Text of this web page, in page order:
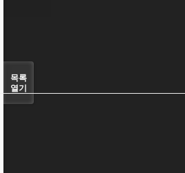
목록
열기